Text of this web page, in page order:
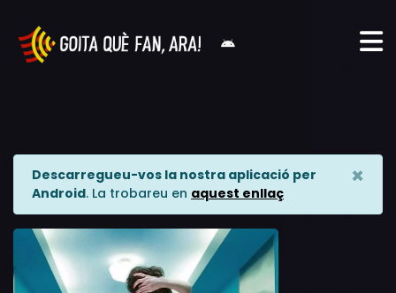
Descarregueu-vos la nostra aplicació per
Android. La trobareu en aquest enllaç
×